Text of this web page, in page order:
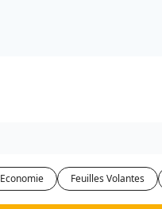
Economie Feuilles Volantes